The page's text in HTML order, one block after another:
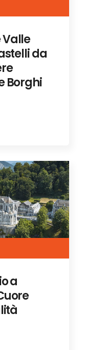
da
Borghi
a